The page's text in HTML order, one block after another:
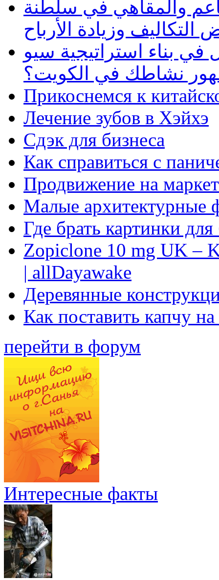
والمقاهي في سلطنة
وزيادة الأرباح
بناء استراتيجية سيو
نشاطك في الكويت؟
Прикоснемся к
Лечение зубов в Хэйхэ
Сдэк для бизнеса
Как справиться с
Продвижение на
Малые архитектурные
Где брать картинки
Zopiclone 10 mg UK –
| allDayawake
Деревянные
Как поставить капчу
перейти в форум
Интересные факты